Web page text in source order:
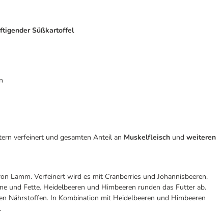
Süßkartoffel
verfeinert und gesamten Anteil an Muskelfleisch und weiteren
Lamm. Verfeinert wird es mit Cranberries und Johannisbeeren.
und Fette. Heidelbeeren und Himbeeren runden das Futter ab.
Nährstoffen. In Kombination mit Heidelbeeren und Himbeeren